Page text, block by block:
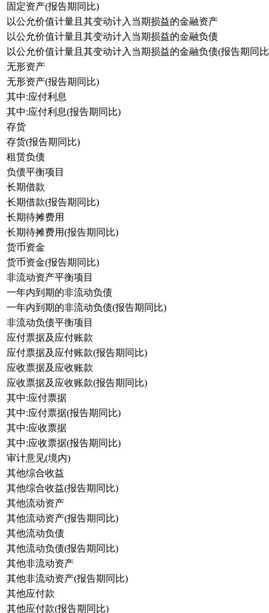
固定资产(报告期同比)
以公允价值计量且其变动计入当期损益的金融资产
以公允价值计量且其变动计入当期损益的金融负债
以公允价值计量且其变动计入当期损益的金融负债(报告期同
无形资产
无形资产(报告期同比)
其中:应付利息
其中:应付利息(报告期同比)
存货
存货(报告期同比)
租赁负债
负债平衡项目
长期借款
长期借款(报告期同比)
长期待摊费用
长期待摊费用(报告期同比)
货币资金
货币资金(报告期同比)
非流动资产平衡项目
一年内到期的非流动负债
一年内到期的非流动负债(报告期同比)
非流动负债平衡项目
应付票据及应付账款
应付票据及应付账款(报告期同比)
应收票据及应收账款
应收票据及应收账款(报告期同比)
其中:应付票据
其中:应付票据(报告期同比)
其中:应收票据
其中:应收票据(报告期同比)
审计意见(境内)
其他综合收益
其他综合收益(报告期同比)
其他流动资产
其他流动资产(报告期同比)
其他流动负债
其他流动负债(报告期同比)
其他非流动资产
其他非流动资产(报告期同比)
其他应付款
其他应付款(报告期同比)